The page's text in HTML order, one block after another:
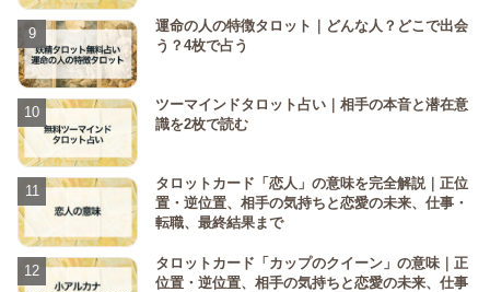
運命の人の特徴タロット｜どんな人？どこで出会
う？4枚で占う
ツーマインドタロット占い｜相手の本音と潜在意
識を2枚で読む
タロットカード「恋人」の意味を完全解説｜正位
置・逆位置、相手の気持ちと恋愛の未来、仕事・
転職、最終結果まで
タロットカード「カップのクイーン」の意味｜正
位置・逆位置、相手の気持ちと恋愛の未来、仕事